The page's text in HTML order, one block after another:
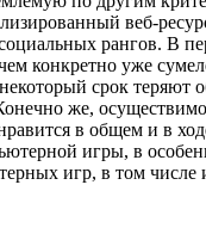
веб-
рангов. В
конкретно уже
срок теряют
же,
в общем и в
игры, в
игр, в том